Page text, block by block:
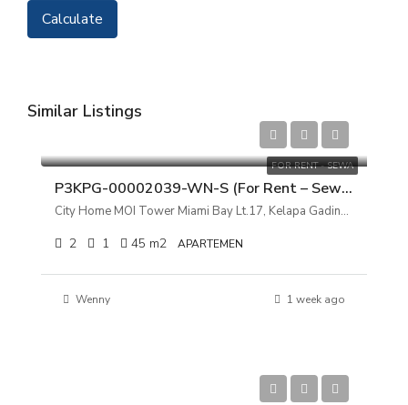
Calculate
Similar Listings
FOR RENT - SEWA
P3KPG-00002039-WN-S (For Rent – Sewa) Apartemen City Home MOI Tower Miami Bay Lt.17, Kelapa Gading, Jakarta Utara
City Home MOI Tower Miami Bay Lt.17, Kelapa Gading, Jakarta Utara
2 1 45 m2 APARTEMEN
Wenny 1 week ago